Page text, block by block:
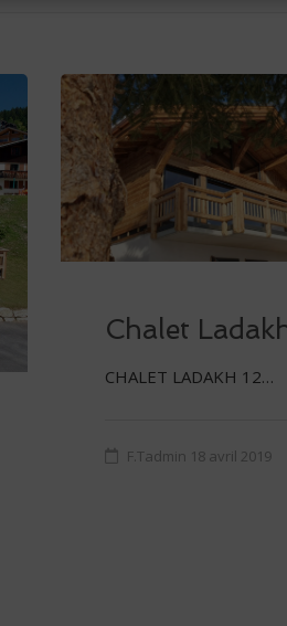
Chalet
CHALET LADAKH 12…
F.Tadmin 18 avril 2019